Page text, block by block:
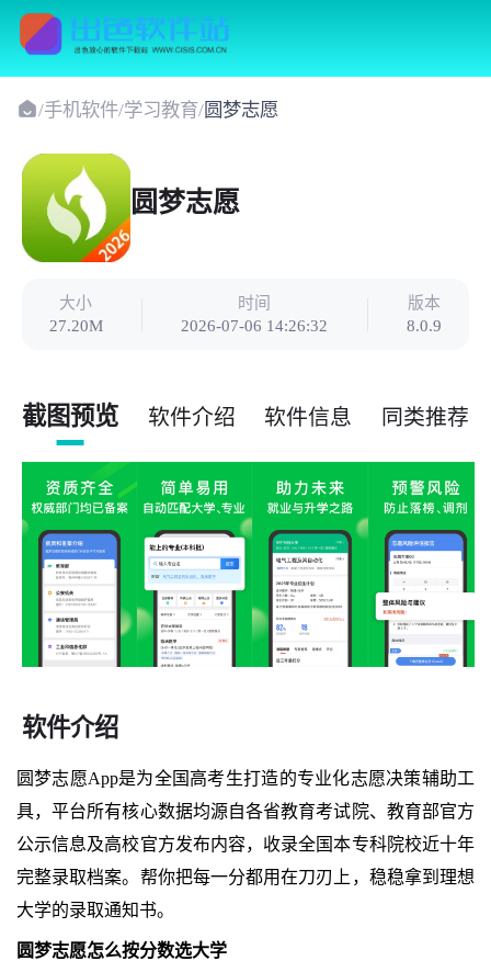
/手机软件/学习教育/圆梦志愿
圆梦志愿
大小
27.20M
时间
2026-07-06 14:26:32
版本
8.0.9
截图预览 软件介绍 软件信息 同类推荐
软件介绍
圆梦志愿App是为全国高考生打造的专业化志愿决策辅助工
具，平台所有核心数据均源自各省教育考试院、教育部官方
公示信息及高校官方发布内容，收录全国本专科院校近十年
完整录取档案。帮你把每一分都用在刀刃上，稳稳拿到理想
大学的录取通知书。
圆梦志愿怎么按分数选大学